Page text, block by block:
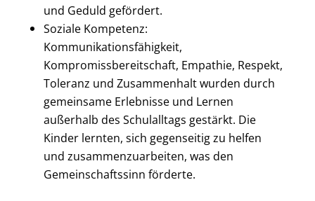
und Geduld gefördert.
Soziale Kompetenz:
Kommunikationsfähigkeit,
Kompromissbereitschaft, Empathie, Respekt,
Toleranz und Zusammenhalt wurden durch
gemeinsame Erlebnisse und Lernen
außerhalb des Schulalltags gestärkt. Die
Kinder lernten, sich gegenseitig zu helfen
und zusammenzuarbeiten, was den
Gemeinschaftssinn förderte.